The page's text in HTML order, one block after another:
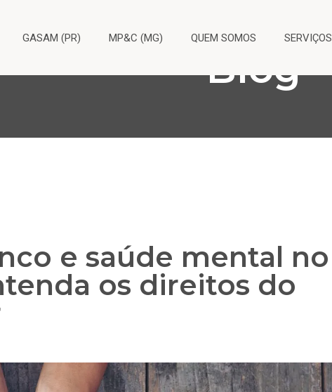
GASAM (PR) MP&C (MG) QUEM SOMOS SERVIÇOS
Blog
e saúde mental no
os direitos do